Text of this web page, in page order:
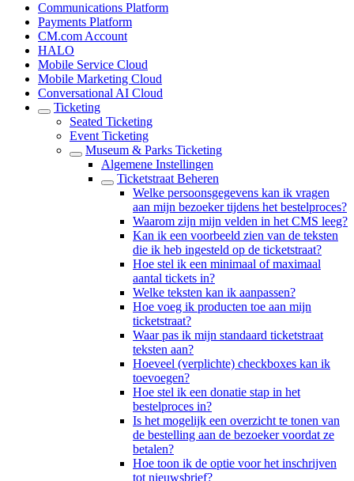
Communications Platform
Payments Platform
CM.com Account
HALO
Mobile Service Cloud
Mobile Marketing Cloud
Conversational AI Cloud
Ticketing
Seated Ticketing
Event Ticketing
Museum & Parks Ticketing
Algemene Instellingen
Ticketstraat Beheren
Welke persoonsgegevens kan ik vragen
aan mijn bezoeker tijdens het bestelproces?
Waarom zijn mijn velden in het CMS leeg?
Kan ik een voorbeeld zien van de teksten
die ik heb ingesteld op de ticketstraat?
Hoe stel ik een minimaal of maximaal
aantal tickets in?
Welke teksten kan ik aanpassen?
Hoe voeg ik producten toe aan mijn
ticketstraat?
Waar pas ik mijn standaard ticketstraat
teksten aan?
Hoeveel (verplichte) checkboxes kan ik
toevoegen?
Hoe stel ik een donatie stap in het
bestelproces in?
Is het mogelijk een overzicht te tonen van
de bestelling aan de bezoeker voordat ze
betalen?
Hoe toon ik de optie voor het inschrijven
tot nieuwsbrief?